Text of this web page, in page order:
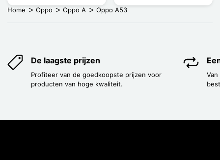
Home Oppo Oppo A Oppo A53
De laagste prijzen
Profiteer van de goedkoopste prijzen voor
producten van hoge kwaliteit.